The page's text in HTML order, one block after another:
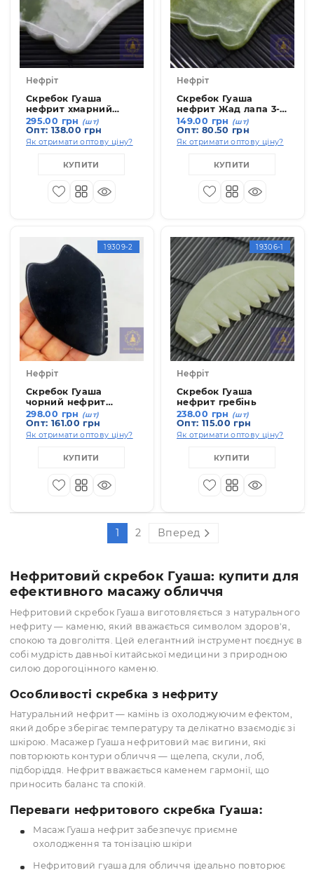
КУПИТИ
КУПИТИ
Нефріт
Скребок Гуаша
нефрит хмарний
лапа 3-х пала
295.00 грн (шт)
Опт: 138.00 грн
Як отримати оптову ціну?
КУПИТИ
Нефріт
Скребок Гуаша
нефрит Жад лапа 3-
палая
149.00 грн(шт)
Опт: 80.50 грн
Як отримати оптову
КУПИТИ
Нефріт
Скребок Гуаша
чорний нефрит
тополиний лист.
298.00 грн (шт)
Опт: 161.00 грн
Як отримати оптову ціну?
Нефріт
Скребок Гуаша
нефрит гребінь
238.00 грн
Опт: 115.00 грн
Як отримати оптову
1 2 Вперед
Нефритовий скребок Гуаша: купити
ефективного масажу обличчя